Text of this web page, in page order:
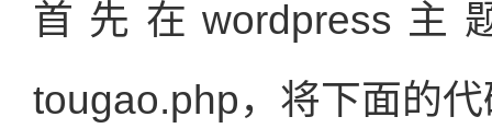
首先在wordpress
tougao.php，将下面的